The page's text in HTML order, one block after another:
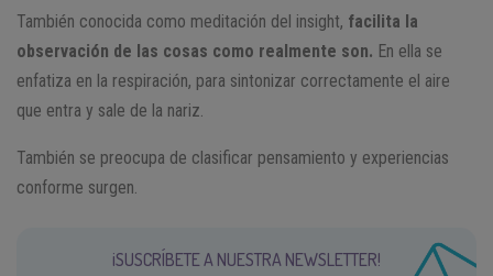
También conocida como meditación del insight, facilita la
observación de las cosas como realmente son. En ella se
enfatiza en la respiración, para sintonizar correctamente el aire
que entra y sale de la nariz.
También se preocupa de clasificar pensamiento y experiencias
conforme surgen.
¡SUSCRÍBETE A NUESTRA NEWSLETTER!